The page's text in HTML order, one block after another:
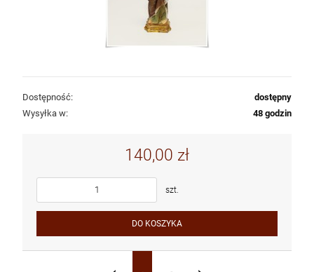
Dostępność:
dostępny
Wysyłka w:
48 godzin
140,00 zł
szt.
DO KOSZYKA